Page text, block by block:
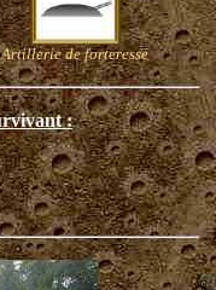
Artillerie de forteresse
: